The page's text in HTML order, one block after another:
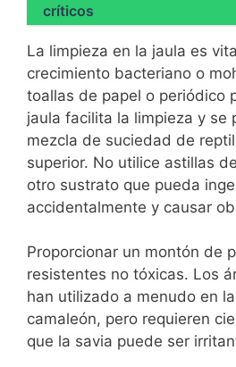
críticos
La limpieza en la jaula es
crecimiento bacteriano o
toallas de papel o periódico
jaula facilita la limpieza y se
mezcla de suciedad de
superior. No utilice astillas
otro sustrato que pueda
accidentalmente y causar
Proporcionar un montón de
resistentes no tóxicas. Los
han utilizado a menudo en
camaleón, pero requieren
que la savia puede ser